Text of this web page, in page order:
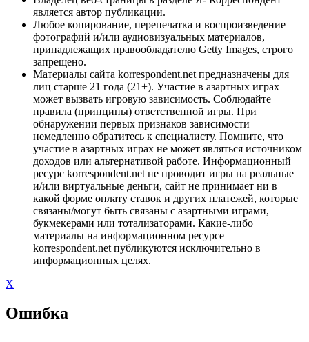
является автор публикации.
Любое копирование, перепечатка и воспроизведение
фотографий и/или аудиовизуальных материалов,
принадлежащих правообладателю Getty Images, строго
запрещено.
Материалы сайта korrespondent.net предназначены для
лиц старше 21 года (21+). Участие в азартных играх
может вызвать игровую зависимость. Соблюдайте
правила (принципы) ответственной игры. При
обнаружении первых признаков зависимости
немедленно обратитесь к специалисту. Помните, что
участие в азартных играх не может являться источником
доходов или альтернативой работе. Информационный
ресурс korrespondent.net не проводит игры на реальные
и/или виртуальные деньги, сайт не принимает ни в
какой форме оплату ставок и других платежей, которые
связаны/могут быть связаны с азартными играми,
букмекерами или тотализаторами. Какие-либо
материалы на информационном ресурсе
korrespondent.net публикуются исключительно в
информационных целях.
X
Ошибка